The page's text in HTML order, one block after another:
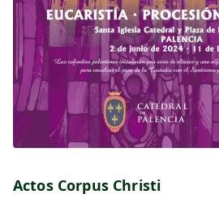
Actos Corpus Christi